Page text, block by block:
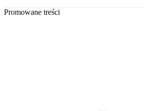
Promowane treści